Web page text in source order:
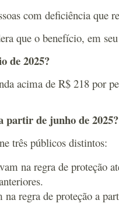
com deficiência que
que o benefício, em
de 2025?
acima de R$ 218 por
partir de junho de 2025?
três públicos distintos:
na regra de
regra de proteção a